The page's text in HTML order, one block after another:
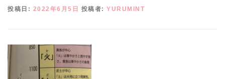
投稿日: 2022年6月5日 投稿者: YURUMINT